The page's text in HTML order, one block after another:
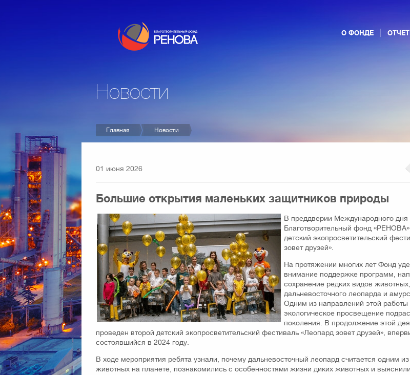
Благотворительный фонд
О ФОНДЕ
Новости
Главная Новости
01 июня 2026
Большие открытия маленьких защитников природы
В преддверии Международного дня
Благотворительный фонд
детский экопросветительский
зовет друзей».
На протяжении многих лет Фонд
внимание поддержке программ,
сохранение редких видов
дальневосточного леопарда и
Одним из направлений этой работы
экологическое просвещение
поколения. В продолжение этой
проведен второй детский экопросветительский фестиваль «Леопард зовет друзей»,
состоявшийся в 2024 году.
В ходе мероприятия ребята узнали, почему дальневосточный леопард считается одним
животных на планете, познакомились с особенностями жизни диких животных и